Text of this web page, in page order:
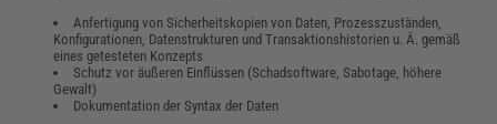
Anfertigung von Sicherheitskopien von Daten, Prozesszuständen,
Konfigurationen, Datenstrukturen und Transaktionshistorien u. Ä. gemäß
eines getesteten Konzepts
Schutz vor äußeren Einflüssen (Schadsoftware, Sabotage, höhere
Gewalt)
Dokumentation der Syntax der Daten